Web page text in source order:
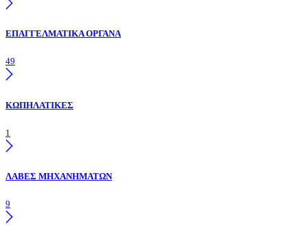
ΕΠΑΓΓΕΛΜΑΤΙΚΑ ΟΡΓΑΝΑ
49
ΚΩΠΗΛΑΤΙΚΕΣ
1
ΛΑΒΕΣ ΜΗΧΑΝΗΜΑΤΩΝ
9